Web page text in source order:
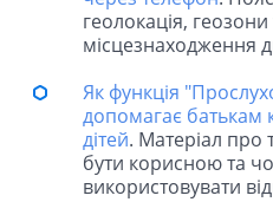
геолокація,
місцезнаходження
Як функція
допомагає батькам
дітей. Матеріал про
бути корисною та
використовувати